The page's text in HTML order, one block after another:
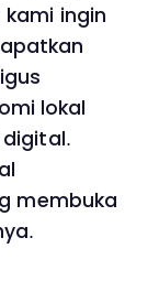
kami ingin
lokal
membuka